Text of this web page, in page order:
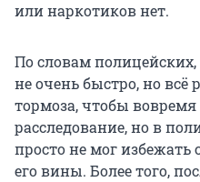
или наркотиков нет.
По словам
не очень быстро, но всё
тормоза, чтобы вовремя
расследование, но в
просто не мог
его вины. Более того,